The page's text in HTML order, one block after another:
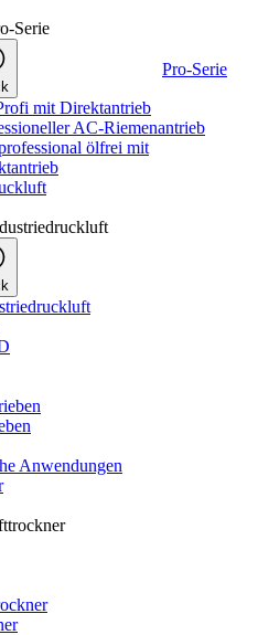
Serie
Pro-Serie
mit Direktantrieb
AC-Riemenantrieb
ölfrei mit
Anwendungen